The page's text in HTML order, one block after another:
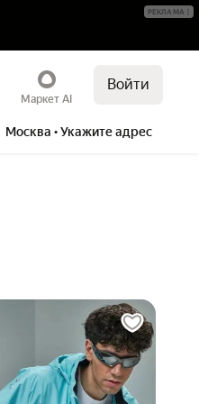
Маркет AI
Войти
Москва • Укажите адрес
РЕКЛАМА